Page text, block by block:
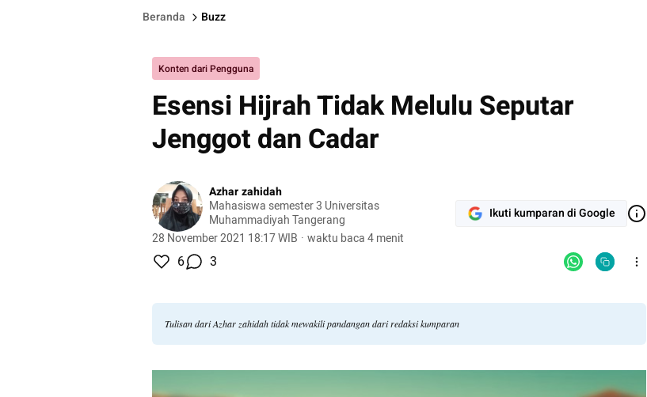
Beranda Buzz
Konten dari Pengguna
Esensi Hijrah Tidak Melulu Seputar
Jenggot dan Cadar
Azhar zahidah
Mahasiswa semester 3 Universitas
Muhammadiyah Tangerang
28 November 2021 18:17 WIB · waktu baca 4 menit
Ikuti kumparan di Google
6 3
Tulisan dari Azhar zahidah tidak mewakili pandangan dari redaksi kumparan